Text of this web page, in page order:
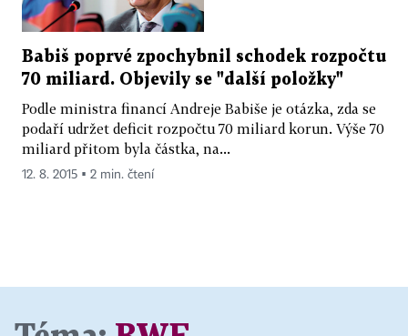
Babiš poprvé zpochybnil schodek rozpočtu
70 miliard. Objevily se "další položky"
Podle ministra financí Andreje Babiše je otázka, zda se
podaří udržet deficit rozpočtu 70 miliard korun. Výše 70
miliard přitom byla částka, na...
12. 8. 2015 ▪ 2 min. čtení